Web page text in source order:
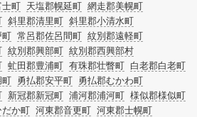
士町 天塩郡幌延町 網走郡美幌町
斜里郡清里町 斜里郡小清水町
町 常呂郡佐呂間町 紋別郡遠軽町
紋別郡興部町 紋別郡西興部村
虻田郡豊浦町 有珠郡壮瞥町 白老郡白老町
町 勇払郡安平町 勇払郡むかわ町
新冠郡新冠町 浦河郡浦河町 様似郡様似町
だか町 河東郡音更町 河東郡士幌町